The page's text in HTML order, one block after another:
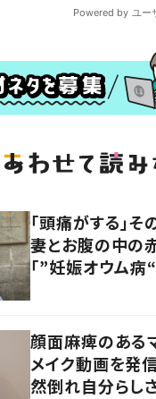
「頭痛がする」
妻とお腹の中の
「”妊娠オウム病
顔面麻痺のある
メイク動画を
然倒れ自分らし